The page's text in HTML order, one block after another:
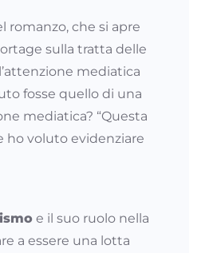
romanzo, che si apre
sulla tratta delle
mediatica
fosse quello di una
mediatica? “Questa
ho voluto evidenziare
e il suo ruolo nella
a essere una lotta